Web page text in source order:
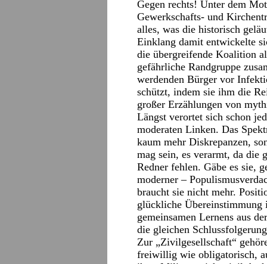
Gegen rechts! Unter dem
Gewerkschafts- und
alles, was die historisch
Einklang damit entwickelte
die übergreifende Koalition
gefährliche Randgruppe
werdenden Bürger vor
schützt, indem sie ihm die
großer Erzählungen von
Längst verortet sich schon
moderaten Linken. Das
kaum mehr Diskrepanzen,
mag sein, es verarmt, da die
Redner fehlen. Gäbe es sie,
moderner –
braucht sie nicht mehr.
glückliche
gemeinsamen Lernens aus
die gleichen
Zur „Zivilgesellschaft“
freiwillig wie obligatorisch,